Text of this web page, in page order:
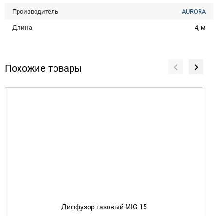
Производитель AURORA
Длина 4, м
Похожие товары
Диффузор газовый MIG 15